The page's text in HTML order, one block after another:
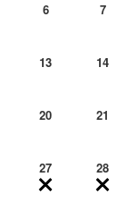
6 7
13 14
20 21
27 28